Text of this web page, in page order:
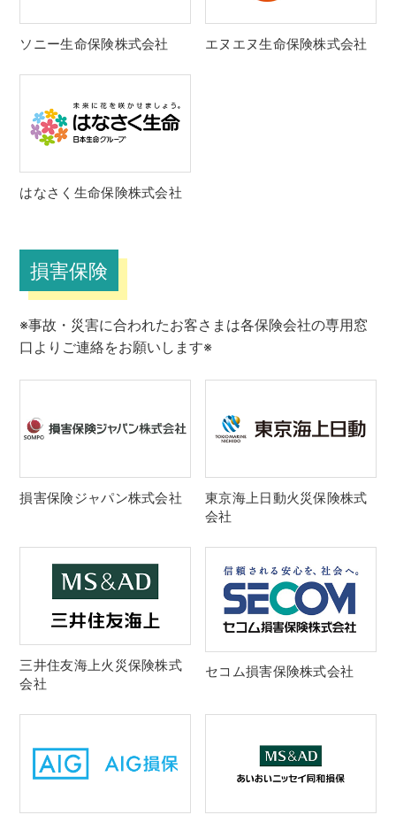
ソニー生命保険株式会社 エヌエヌ生命保険株式会社
はなさく生命保険株式会社
損害保険
※事故・災害に合われたお客さまは各保険会社の専用窓
口よりご連絡をお願いします※
損害保険ジャパン株式会社
東京海上日動火災保険株式
会社
三井住友海上火災保険株式
会社
セコム損害保険株式会社